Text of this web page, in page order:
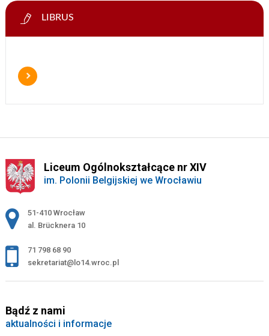
LIBRUS
Liceum Ogólnokształcące nr XIV
im. Polonii Belgijskiej we Wrocławiu
Adres pocztowy:
51-410 Wrocław
al. Brücknera 10
71 798 68 90
sekretariat@lo14.wroc.pl
Bądź z nami
aktualności i informacje